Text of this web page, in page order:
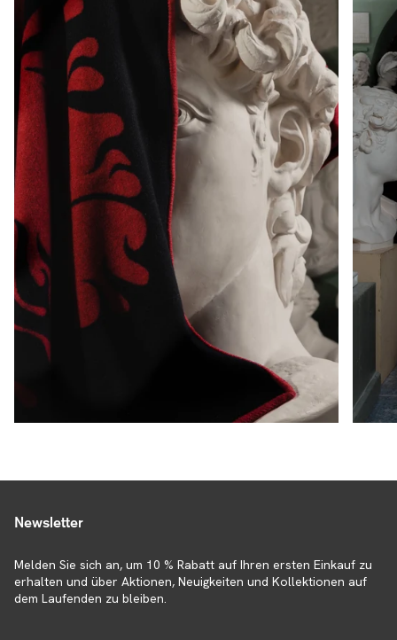
Newsletter
Melden Sie sich an, um 10 % Rabatt auf Ihren ersten Einkauf zu
erhalten und über Aktionen, Neuigkeiten und Kollektionen auf
dem Laufenden zu bleiben.